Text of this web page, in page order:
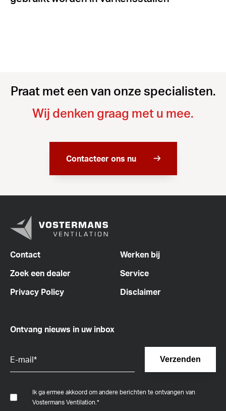
Praat met een van onze specialisten.
Wij denken graag met u mee.
Contacteer ons nu
Contact
Werken bij
Zoek een dealer
Service
Privacy Policy
Disclaimer
Ontvang nieuws in uw inbox
Ik ga ermee akkoord om andere berichten te ontvangen van
Vostermans Ventilation.*